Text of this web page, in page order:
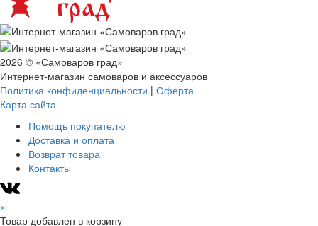
2026 © «Самоваров град»
Интернет-магазин самоваров и аксессуаров
Политика конфиденциальности | Оферта
Карта сайта
Помощь покупателю
Доставка и оплата
Возврат товара
Контакты
×
Товар добавлен в корзину